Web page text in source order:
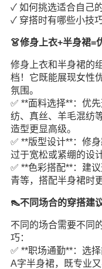
✓ 如何挑选适合自己
✓ 穿搭时有哪些小技
👗修身上衣+半身裙=
修身上衣和半身裙的
档！它既能展现女性
氛围。
✅ **面料选择**：优
纺、真丝、羊毛混纺
造型更显高级。
✅ **版型设计**：修
过于宽松或紧绷的设
✅ **色彩搭配**：建
青等，搭配半身裙时
👠不同场合的穿搭建
不同的场合需要不同
巧：
✅ **职场通勤**：选
A字半身裙，既专业又